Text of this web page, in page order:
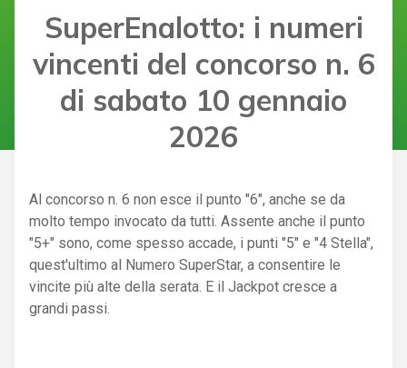
SuperEnalotto: i numeri
vincenti del concorso n. 6
di sabato 10 gennaio
2026
Al concorso n. 6 non esce il punto "6", anche se da
molto tempo invocato da tutti. Assente anche il punto
"5+" sono, come spesso accade, i punti "5" e "4 Stella",
quest'ultimo al Numero SuperStar, a consentire le
vincite più alte della serata. E il Jackpot cresce a
grandi passi.